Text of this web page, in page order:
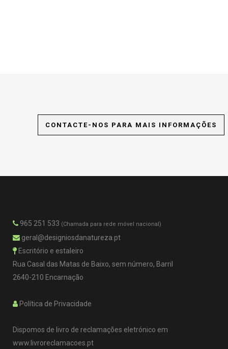
CONTACTE-NOS PARA MAIS INFORMAÇÕES
965 251 533 (Chamada para rede móvel nacional)
geral@designiosdanatureza.pt
Escritório e estaleiro
Rua Casal das Matas de Baixo, sem número, Barril
2640-210 Encarnação
Política de Privacidade
Dispomos de livro de reclamações eletrónico em
www.livroreclamacoes.pt